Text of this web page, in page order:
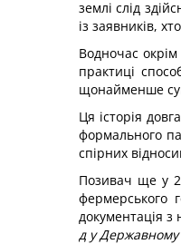
землі слід
із заявників,
Водночас
практиці
щонайменше
Ця історія
формального
спірних
Позивач ще у
фермерського
документація
д у Державному